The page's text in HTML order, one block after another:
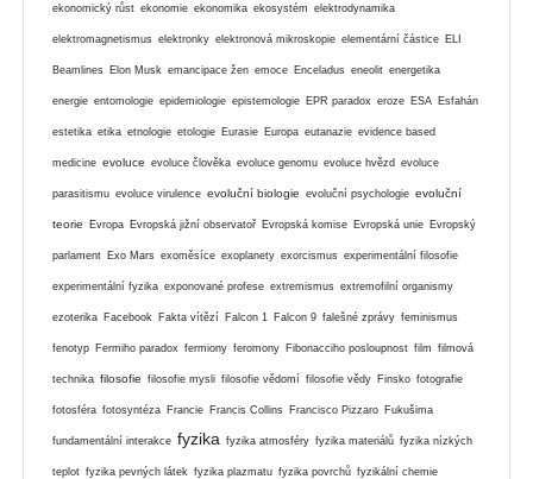
ekonomický růst ekonomie ekonomika ekosystém elektrodynamika
elektromagnetismus elektronky elektronová mikroskopie elementární částice ELI
Beamlines Elon Musk emancipace žen emoce Enceladus eneolit energetika
energie entomologie epidemiologie epistemologie EPR paradox eroze ESA Esfahán
estetika etika etnologie etologie Eurasie Europa eutanazie evidence based
medicine evoluce evoluce člověka evoluce genomu evoluce hvězd evoluce
parasitismu evoluce virulence evoluční biologie evoluční psychologie evoluční
teorie Evropa Evropská jižní observatoř Evropská komise Evropská unie Evropský
parlament Exo Mars exoměsíce exoplanety exorcismus experimentální filosofie
experimentální fyzika exponované profese extremismus extremofilní organismy
ezoterika Facebook Fakta vítězí Falcon 1 Falcon 9 falešné zprávy feminismus
fenotyp Fermiho paradox fermiony feromony Fibonacciho posloupnost film filmová
technika filosofie filosofie mysli filosofie vědomí filosofie vědy Finsko fotografie
fotosféra fotosyntéza Francie Francis Collins Francisco Pizzaro Fukušima
fundamentální interakce fyzika fyzika atmosféry fyzika materiálů fyzika nízkých
teplot fyzika pevných látek fyzika plazmatu fyzika povrchů fyzikální chemie